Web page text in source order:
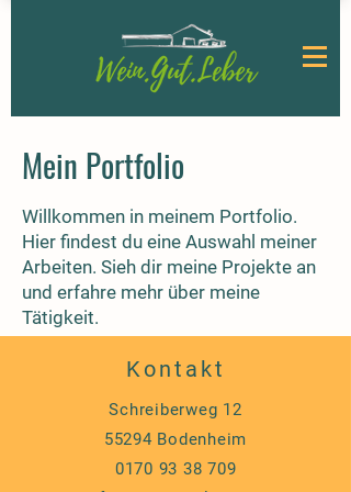
Mein Portfolio
Willkommen in meinem Portfolio.
Hier findest du eine Auswahl meiner
Arbeiten. Sieh dir meine Projekte an
und erfahre mehr über meine
Tätigkeit.
Kontakt
Schreiberweg 12
55294 Bodenheim
0170 93 38 709